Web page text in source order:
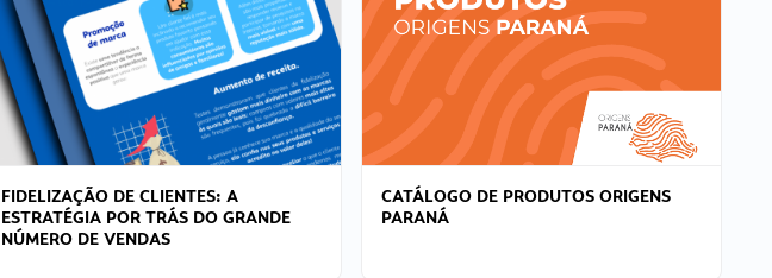
FIDELIZAÇÃO DE CLIENTES: A
ESTRATÉGIA POR TRÁS DO GRANDE
NÚMERO DE VENDAS
CATÁLOGO DE PRODUTOS ORIGENS
PARANÁ